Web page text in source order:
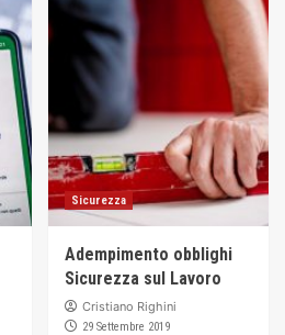
Sicurezza
Adempimento obblighi
Sicurezza sul Lavoro
Cristiano Righini
29 Settembre 2019